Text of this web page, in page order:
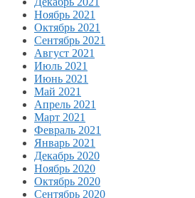
Ноябрь 2021
Октябрь 2021
Сентябрь 2021
Август 2021
Июль 2021
Июнь 2021
Май 2021
Апрель 2021
Март 2021
Февраль 2021
Январь 2021
Декабрь 2020
Ноябрь 2020
Октябрь 2020
Сентябрь 2020